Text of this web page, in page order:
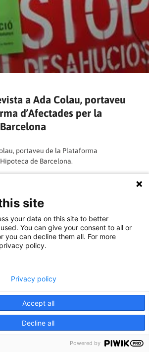
a Ada Colau, portaveu
d’Afectades per la
portaveu de la Plataforma
de Barcelona.
s’aconsegueix res.
site
your data on this site to better
You can give your consent to all or
you can decline them all. For more
policy.
Accept all
Decline all
Privacy policy
Powered by